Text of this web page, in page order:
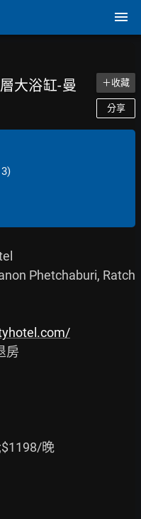
大浴缸-曼
＋收藏
分享
Phetchaburi, Ratch
房
晚